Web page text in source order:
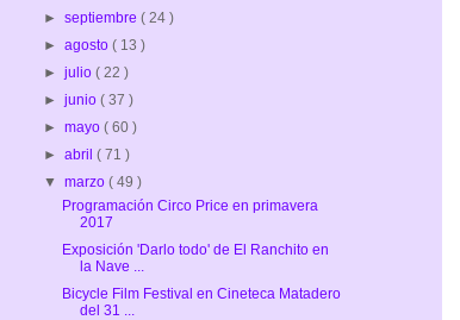
►septiembre( 24 )
►agosto( 13 )
►julio( 22 )
►junio( 37 )
►mayo( 60 )
►abril( 71 )
▼marzo( 49 )
Programación Circo Price en primavera
2017
Exposición 'Darlo todo' de El Ranchito en
la Nave ...
Bicycle Film Festival en Cineteca Matadero
del 31 ...